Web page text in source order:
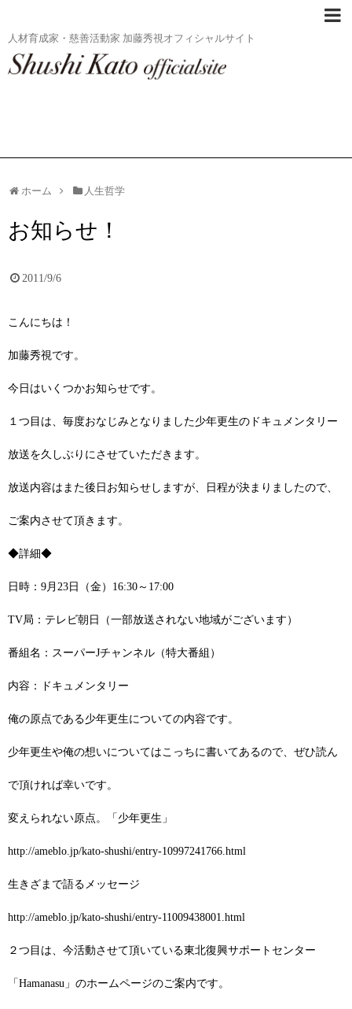
人材育成家・慈善活動家 加藤秀視オフィシャルサイト
ホーム 人生哲学
お知らせ！
2011/9/6
こんにちは！
加藤秀視です。
今日はいくつかお知らせです。
１つ目は、毎度おなじみとなりました少年更生のドキュメンタリー
放送を久しぶりにさせていただきます。
放送内容はまた後日お知らせしますが、日程が決まりましたので、
ご案内させて頂きます。
◆詳細◆
日時：9月23日（金）16:30～17:00
TV局：テレビ朝日（一部放送されない地域がございます）
番組名：スーパーJチャンネル（特大番組）
内容：ドキュメンタリー
俺の原点である少年更生についての内容です。
少年更生や俺の想いについてはこっちに書いてあるので、ぜひ読ん
で頂ければ幸いです。
変えられない原点。「少年更生」
http://ameblo.jp/kato-shushi/entry-10997241766.html
生きざまで語るメッセージ
http://ameblo.jp/kato-shushi/entry-11009438001.html
２つ目は、今活動させて頂いている東北復興サポートセンター
「Hamanasu」のホームページのご案内です。